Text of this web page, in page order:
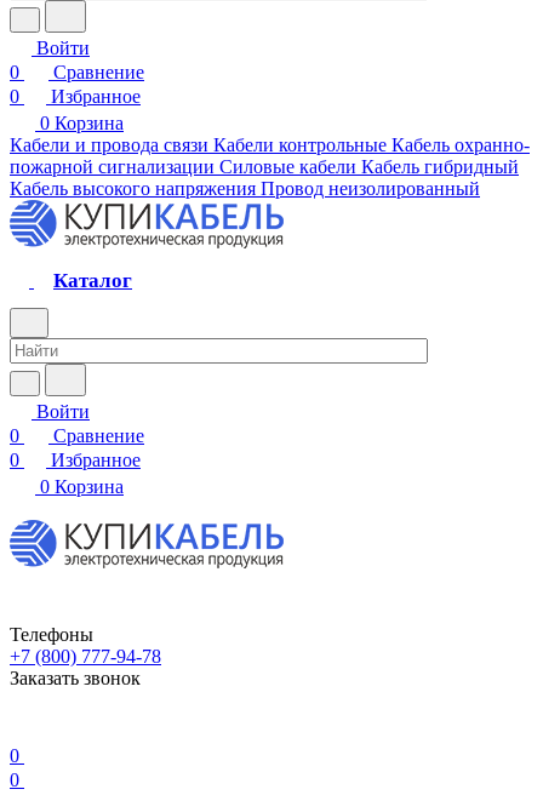
Войти
0
Сравнение
0
Избранное
0 Корзина
Кабели и провода связи Кабели контрольные Кабель охранно-
пожарной сигнализации Силовые кабели Кабель гибридный
Кабель высокого напряжения Провод неизолированный
Каталог
Войти
0
Сравнение
0
Избранное
0 Корзина
Телефоны
+7 (800) 777-94-78
Заказать звонок
0
0